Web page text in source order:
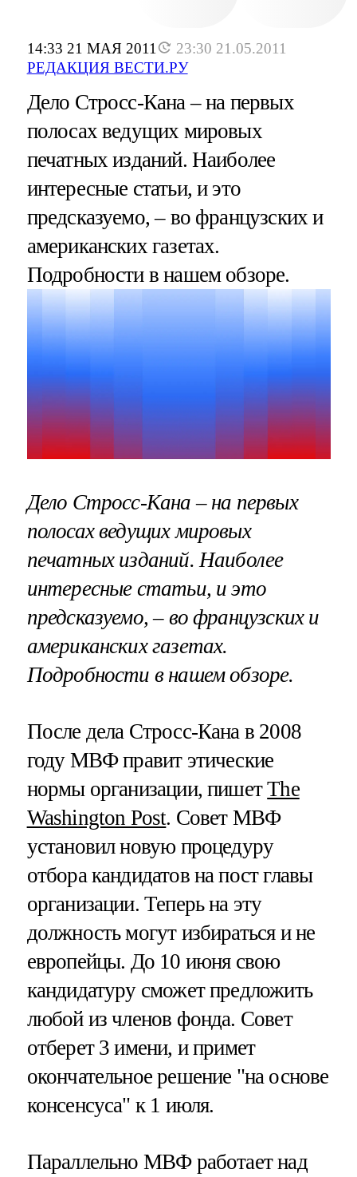
14:33 21 МАЯ 2011
23:30 21.05.2011
РЕДАКЦИЯ ВЕСТИ.РУ
Дело Стросс-Кана – на первых
полосах ведущих мировых
печатных изданий. Наиболее
интересные статьи, и это
предсказуемо, – во французских и
американских газетах.
Подробности в нашем обзоре.
Дело Стросс-Кана – на первых
полосах ведущих мировых
печатных изданий. Наиболее
интересные статьи, и это
предсказуемо, – во французских и
американских газетах.
Подробности в нашем обзоре.
После дела Стросс-Кана в 2008
году МВФ правит этические
нормы организации, пишетThe
Washington Post. Совет МВФ
установил новую процедуру
отбора кандидатов на пост главы
организации. Теперь на эту
должность могут избираться и не
европейцы. До 10 июня свою
кандидатуру сможет предложить
любой из членов фонда. Совет
отберет 3 имени, и примет
окончательное решение "на основе
консенсуса" к 1 июля.
Параллельно МВФ работает над